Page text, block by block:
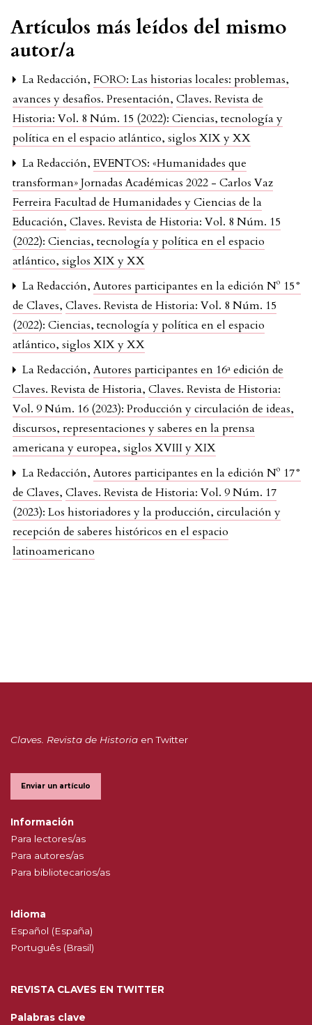
Artículos más leídos del mismo
autor/a
La Redacción, FORO: Las historias locales: problemas,
avances y desafíos. Presentación, Claves. Revista de
Historia: Vol. 8 Núm. 15 (2022): Ciencias, tecnología y
política en el espacio atlántico, siglos XIX y XX
La Redacción,EVENTOS: «Humanidades que
transforman» Jornadas Académicas 2022 - Carlos Vaz
Ferreira Facultad de Humanidades y Ciencias de la
Educación, Claves. Revista de Historia: Vol. 8 Núm. 15
(2022): Ciencias, tecnología y política en el espacio
atlántico, siglos XIX y XX
La Redacción,Autores participantes en la edición Nº 15°
de Claves, Claves. Revista de Historia: Vol. 8 Núm. 15
(2022): Ciencias, tecnología y política en el espacio
atlántico, siglos XIX y XX
La Redacción,Autores participantes en 16ª edición de
Claves. Revista de Historia, Claves. Revista de Historia:
Vol. 9 Núm. 16 (2023): Producción y circulación de ideas,
discursos, representaciones y saberes en la prensa
americana y europea, siglos XVIII y XIX
La Redacción,Autores participantes en la edición Nº 17°
de Claves, Claves. Revista de Historia: Vol. 9 Núm. 17
(2023): Los historiadores y la producción, circulación y
recepción de saberes históricos en el espacio
latinoamericano
Claves. Revista de Historia en Twitter
Enviar un artículo
Información
Para lectores/as
Para autores/as
Para bibliotecarios/as
Idioma
Español (España)
Português (Brasil)
REVISTA CLAVES EN TWITTER
Palabras clave